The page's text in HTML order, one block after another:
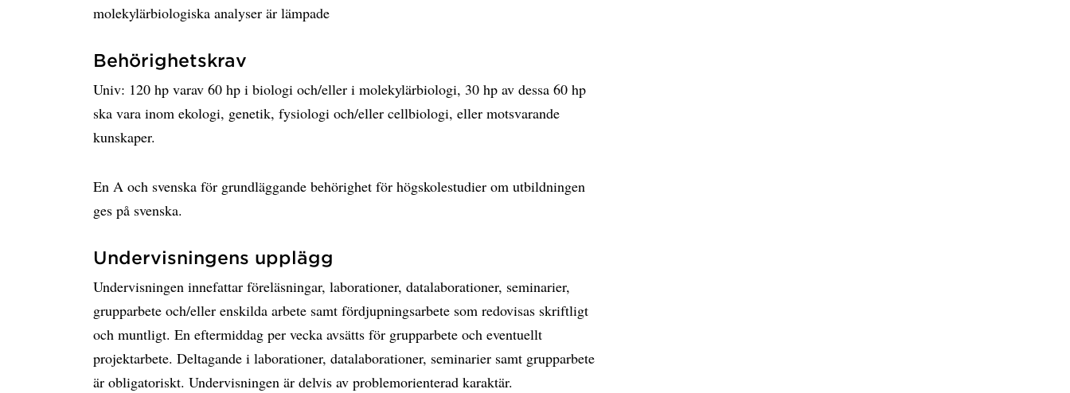
molekylärbiologiska analyser är lämpade
Behörighetskrav
Univ: 120 hp varav 60 hp i biologi och/eller i molekylärbiologi, 30 hp av dessa 60 hp
ska vara inom ekologi, genetik, fysiologi och/eller cellbiologi, eller motsvarande
kunskaper.
En A och svenska för grundläggande behörighet för högskolestudier om utbildningen
ges på svenska.
Undervisningens upplägg
Undervisningen innefattar föreläsningar, laborationer, datalaborationer, seminarier,
grupparbete och/eller enskilda arbete samt fördjupningsarbete som redovisas skriftligt
och muntligt. En eftermiddag per vecka avsätts för grupparbete och eventuellt
projektarbete. Deltagande i laborationer, datalaborationer, seminarier samt grupparbete
är obligatoriskt. Undervisningen är delvis av problemorienterad karaktär.